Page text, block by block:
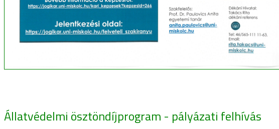
Állatvédelmi ösztöndíjprogram - pályázati felhívás